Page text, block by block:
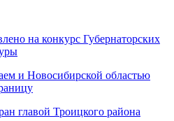
на конкурс Губернаторских
и Новосибирской областью
главой Троицкого района